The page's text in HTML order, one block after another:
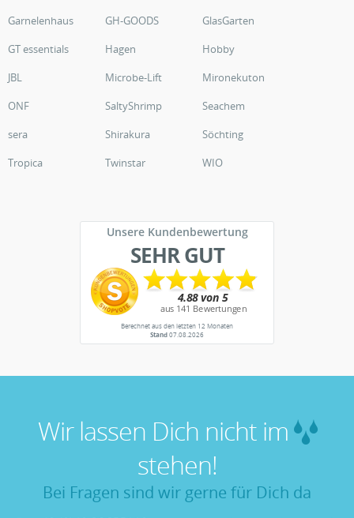
Garnelenhaus
GH-GOODS
GlasGarten
GT essentials
Hagen
Hobby
JBL
Microbe-Lift
Mironekuton
ONF
SaltyShrimp
Seachem
sera
Shirakura
Söchting
Tropica
Twinstar WIO
Unsere Kundenbewertung
SEHR GUT
Berechnet aus den letzten 12 Monaten
Stand07.08.2026
Wir lassen Dich nicht im
stehen!
Bei Fragen sind wir gerne für Dich da